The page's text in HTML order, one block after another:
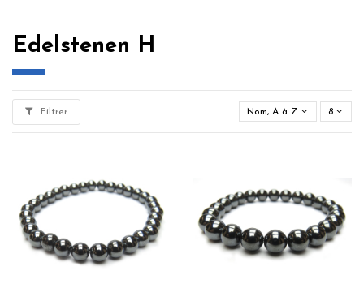
Edelstenen H
Filtrer Nom, A à Z 8